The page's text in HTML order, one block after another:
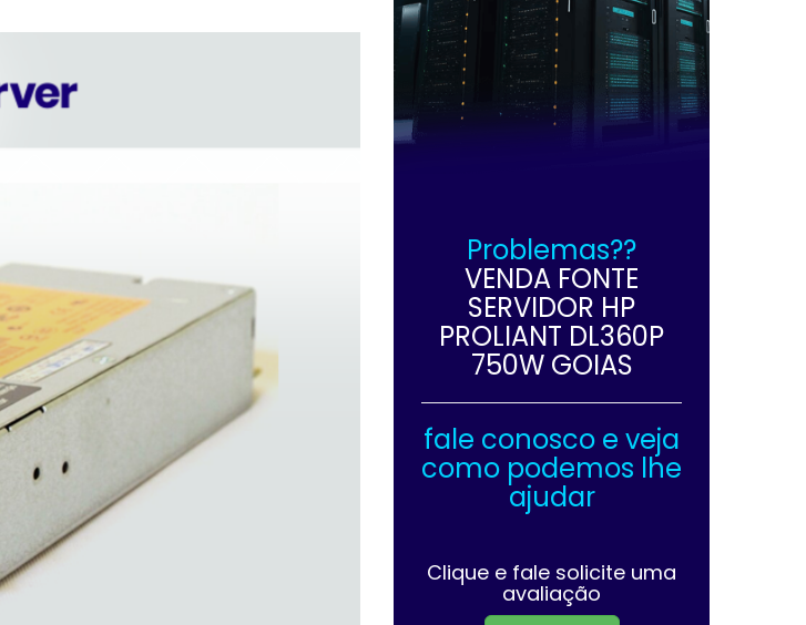
Problemas??
VENDA FONTE
SERVIDOR HP
PROLIANT DL360P
750W GOIAS
fale conosco e veja
como podemos lhe
ajudar
Clique e fale solicite uma
avaliação